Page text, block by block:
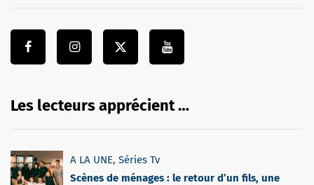
Les lecteurs apprécient …
A LA UNE, Séries Tv
Scènes de ménages : le retour d’un fils, une